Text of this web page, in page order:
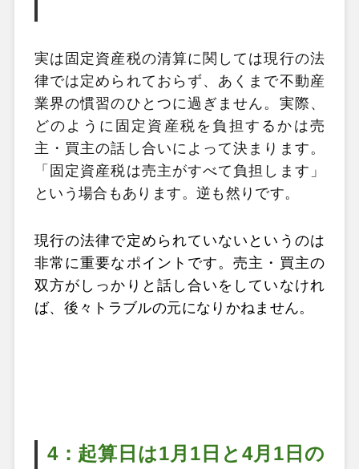
実は固定資産税の清算に関しては現行の法
律では定められておらず、あくまで不動産
業界の慣習のひとつに過ぎません。実際、
どのように固定資産税を負担するかは売
主・買主の話し合いによって決まります。
「固定資産税は売主がすべて負担します」
という場合もあります。逆も然りです。
現行の法律で定められていないというのは
非常に重要なポイントです。売主・買主の
双方がしっかりと話し合いをしていなけれ
ば、後々トラブルの元になりかねません。
4：起算日は1月1日と4月1日の